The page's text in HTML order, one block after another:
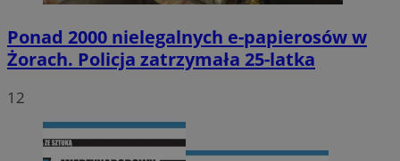
Ponad 2000 nielegalnych e-papierosów w
Żorach. Policja zatrzymała 25-latka
12